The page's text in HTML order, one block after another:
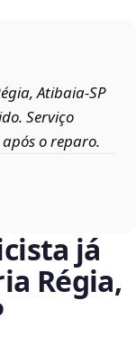
Atibaia‑SP
Serviço
o reparo.
já
Régia,